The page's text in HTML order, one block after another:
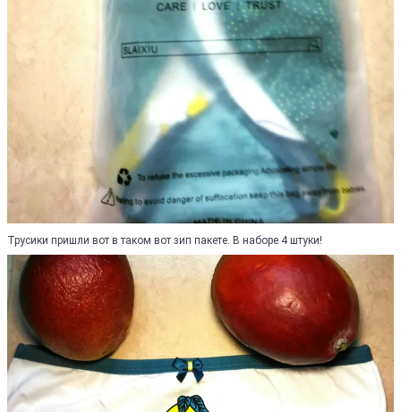
Трусики пришли вот в таком вот зип пакете. В наборе 4 штуки!